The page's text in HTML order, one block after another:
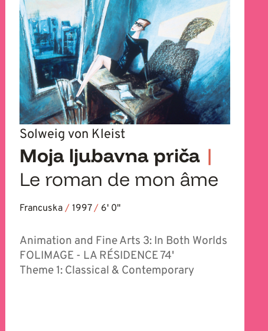
Solweig von Kleist
Moja ljubavna priča|
Le roman de mon âme
Francuska /1997/6' 0''
Animation and Fine Arts 3: In Both Worlds
FOLIMAGE - LA RÉSIDENCE 74'
Theme 1: Classical & Contemporary